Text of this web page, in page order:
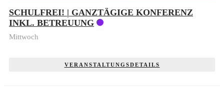
SCHULFREI! | GANZTÄGIGE KONFERENZ
INKL. BETREUUNG
Mittwoch
VERANSTALTUNGSDETAILS